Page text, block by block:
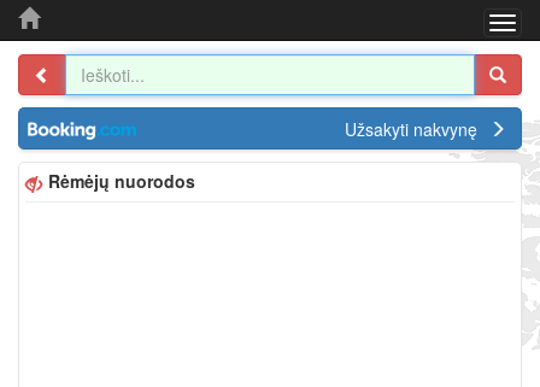
Užsakyti nakvynę
Rėmėjų nuorodos